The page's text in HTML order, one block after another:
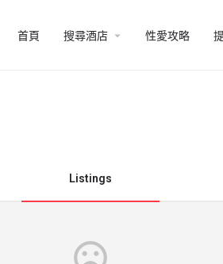
首頁 搜尋酒店 arrow_drop_down 性愛攻略
Listings